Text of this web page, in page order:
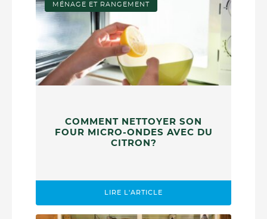
MÉNAGE ET RANGEMENT
COMMENT NETTOYER SON
FOUR MICRO-ONDES AVEC DU
CITRON?
LIRE L'ARTICLE